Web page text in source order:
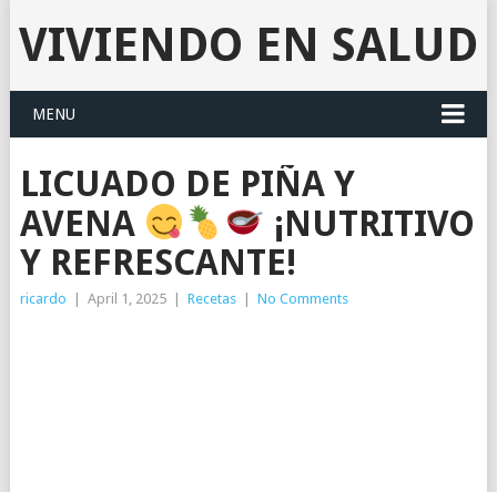
VIVIENDO EN SALUD
MENU
LICUADO DE PIÑA Y
AVENA
¡NUTRITIVO
Y REFRESCANTE!
ricardo April 1, 2025 Recetas No Comments